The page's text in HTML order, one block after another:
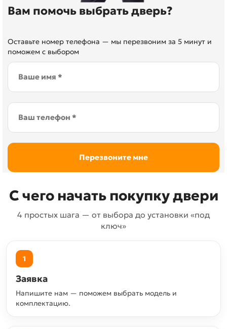
Вам помочь выбрать дверь?
Оставьте номер телефона — мы перезвоним за 5 минут и
поможем с выбором
С чего начать покупку двери
4 простых шага — от выбора до установки «под
ключ»
1
Заявка
Напишите нам — поможем выбрать модель и
комплектацию.